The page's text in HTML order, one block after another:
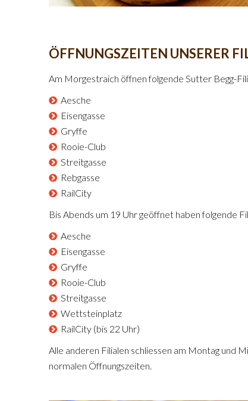
ÖFFNUNGSZEITEN UNSERER
Am Morgestraich öffnen folgende Sutter Begg-
Aesche
Eisengasse
Gryffe
Rooie-Club
Streitgasse
Rebgasse
RailCity
Bis Abends um 19 Uhr geöffnet haben folgende
Aesche
Eisengasse
Gryffe
Rooie-Club
Streitgasse
Wettsteinplatz
RailCity (bis 22 Uhr)
Alle anderen Filialen schliessen am Montag und
normalen Öffnungszeiten.